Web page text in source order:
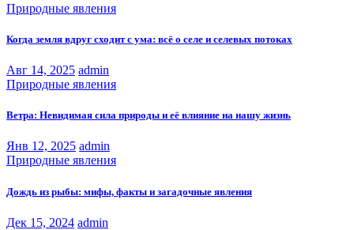
Природные явления
Когда земля вдруг сходит с ума: всё о селе и селевых потоках
Авг 14, 2025 admin
Природные явления
Ветра: Невидимая сила природы и её влияние на нашу жизнь
Янв 12, 2025 admin
Природные явления
Дождь из рыбы: мифы, факты и загадочные явления
Дек 15, 2024 admin